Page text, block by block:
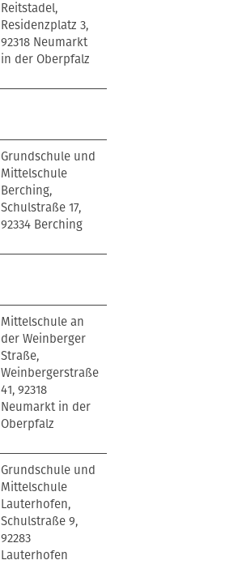
Reitstadel,
Residenzplatz 3,
92318 Neumarkt
in der Oberpfalz
Grundschule und
Mittelschule
Berching,
Schulstraße 17,
92334 Berching
Mittelschule an
der Weinberger
Straße,
Weinbergerstraße
41, 92318
Neumarkt in der
Oberpfalz
Grundschule und
Mittelschule
Lauterhofen,
Schulstraße 9,
92283
Lauterhofen